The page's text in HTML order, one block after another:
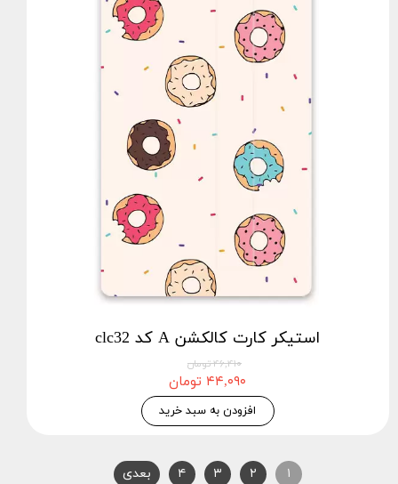
استیکر کارت کالکشن A کد clc32
۴۶,۴۱۰ تومان
۴۴,۰۹۰ تومان
افزودن به سبد خرید
۱ ۲ ۳ ۴ بعدی